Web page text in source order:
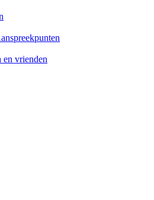
en vrienden